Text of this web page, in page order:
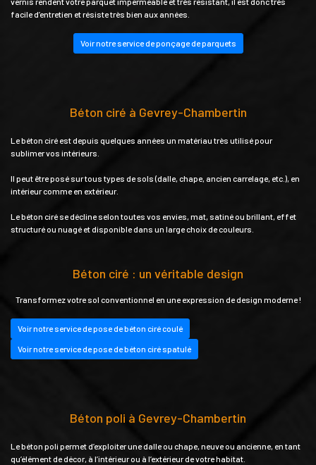
facile d’entretien et résiste très bien aux années.
Voir notre service de ponçage de parquets
Béton ciré à Gevrey-Chambertin
Le béton ciré est depuis quelques années un matériau très utilisé pour
sublimer vos intérieurs.
Il peut être posé sur tous types de sols (dalle, chape, ancien carrelage, etc.), en
intérieur comme en extérieur.
Le béton ciré se décline selon toutes vos envies, mat, satiné ou brillant, effet
structuré ou nuagé et disponible dans un large choix de couleurs.
Béton ciré : un véritable design
Transformez votre sol conventionnel en une expression de design moderne !
Voir notre service de pose de béton ciré coulé
Voir notre service de pose de béton ciré spatulé
Béton poli à Gevrey-Chambertin
Le béton poli permet d’exploiter une dalle ou chape, neuve ou ancienne, en tant
qu’élément de décor, à l’intérieur ou à l’extérieur de votre habitat.